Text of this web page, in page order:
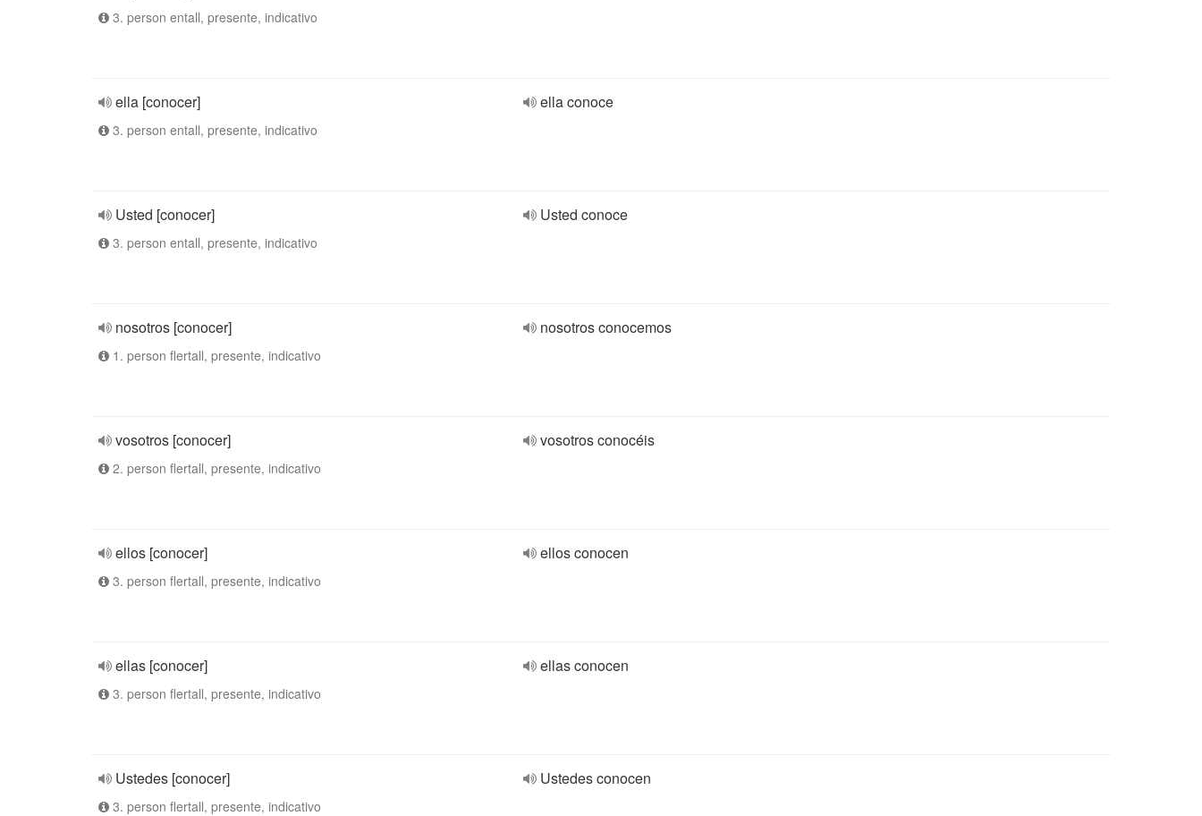
3. person entall, presente, indicativo
ella [conocer]
3. person entall, presente, indicativo
ella conoce
Usted [conocer]
3. person entall, presente, indicativo
Usted conoce
nosotros [conocer]
1. person flertall, presente, indicativo
nosotros conocemos
vosotros [conocer]
2. person flertall, presente, indicativo
vosotros conocéis
ellos [conocer]
3. person flertall, presente, indicativo
ellos conocen
ellas [conocer]
3. person flertall, presente, indicativo
ellas conocen
Ustedes [conocer]
3. person flertall, presente, indicativo
Ustedes conocen